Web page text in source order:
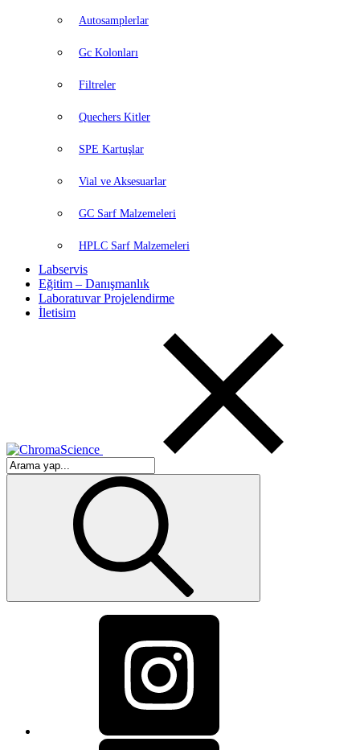
Autosamplerlar
Gc Kolonları
Filtreler
Quechers Kitler
SPE Kartuşlar
Vial ve Aksesuarlar
GC Sarf Malzemeleri
HPLC Sarf Malzemeleri
Labservis
Eğitim – Danışmanlık
Laboratuvar Projelendirme
İletisim